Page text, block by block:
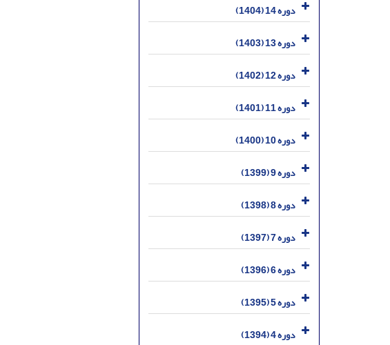
دوره 14 (1404)
دوره 13 (1403)
دوره 12 (1402)
دوره 11 (1401)
دوره 10 (1400)
دوره 9 (1399)
دوره 8 (1398)
دوره 7 (1397)
دوره 6 (1396)
دوره 5 (1395)
دوره 4 (1394)